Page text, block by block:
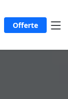
Offerte